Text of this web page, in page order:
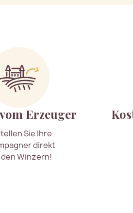
Erzeuger
Sie Ihre
direkt
Winzern!